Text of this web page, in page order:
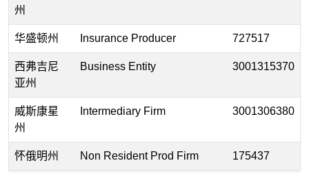
州
华盛顿州 Insurance Producer 727517
西弗吉尼
亚州
Business Entity 3001315370
威斯康星
州
Intermediary Firm 3001306380
怀俄明州 Non Resident Prod Firm 175437